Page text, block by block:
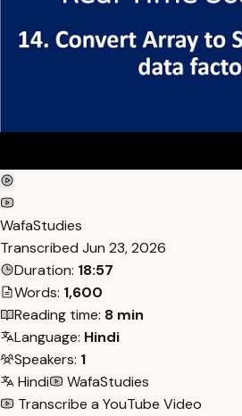
WafaStudies
Transcribed Jun 23, 2026
Duration: 18:57
Words: 1,600
Reading time: 8 min
Language: Hindi
Speakers: 1
Hindi
WafaStudies
Transcribe a YouTube Video